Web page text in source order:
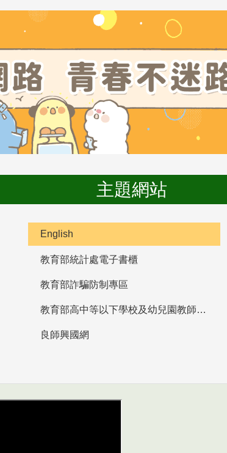
主題網站
English
教育部統計處電子書櫃
教育部詐騙防制專區
教育部高中等以下學校及幼兒園教師資格檢定考試
良師興國網